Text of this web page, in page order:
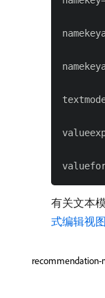
有关文本
式编辑视图
recommendation-